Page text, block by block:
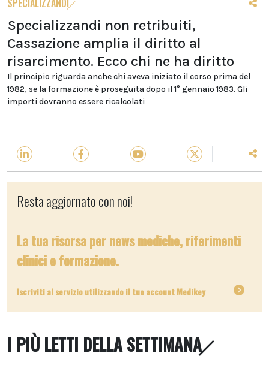
SPECIALIZZANDI
Specializzandi non retribuiti,
Cassazione amplia il diritto al
risarcimento. Ecco chi ne ha diritto
Il principio riguarda anche chi aveva iniziato il corso prima del
1982, se la formazione è proseguita dopo il 1° gennaio 1983. Gli
importi dovranno essere ricalcolati
Resta aggiornato con noi!
La tua risorsa per news mediche, riferimenti
clinici e formazione.
Iscriviti al servizio utilizzando il tuo account Medikey
I PIÙ LETTI DELLA SETTIMANA